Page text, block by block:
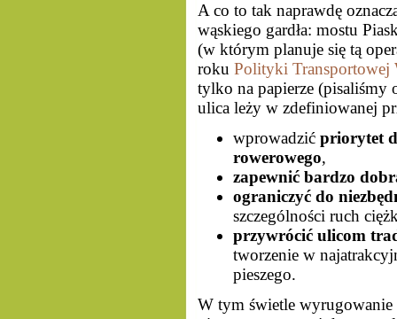
A co to tak naprawdę
wąskiego gardła: mostu
(w którym planuje się tą
roku Polityki Transportowej
tylko na papierze
ulica leży w zdefiniowanej
wprowadzić priorytet
rowerowego,
zapewnić bardzo
ograniczyć do
szczególności ruch
przywrócić ulicom
tworzenie w
pieszego.
W tym świetle wyrugowanie